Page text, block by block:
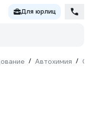
Для юрлиц
/ Автохимия /